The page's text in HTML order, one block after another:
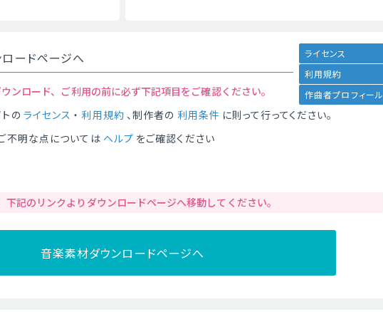
ードページへ
ライセンス
利用規約
作曲者プロフィール
ンロード、ご利用の前に必ず下記項目をご確認ください。
の ライセンス ・ 利用規約 、制作者の 利用条件 に則って行ってください。
不明な点については ヘルプ をご確認ください
記のリンクよりダウンロードページへ移動してください。
音楽素材ダウンロードページへ